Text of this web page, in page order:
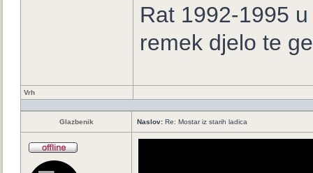
Rat 1992-1995
remek djelo te
Vrh
Glazbenik Naslov: Re: Mostar iz starih ladica